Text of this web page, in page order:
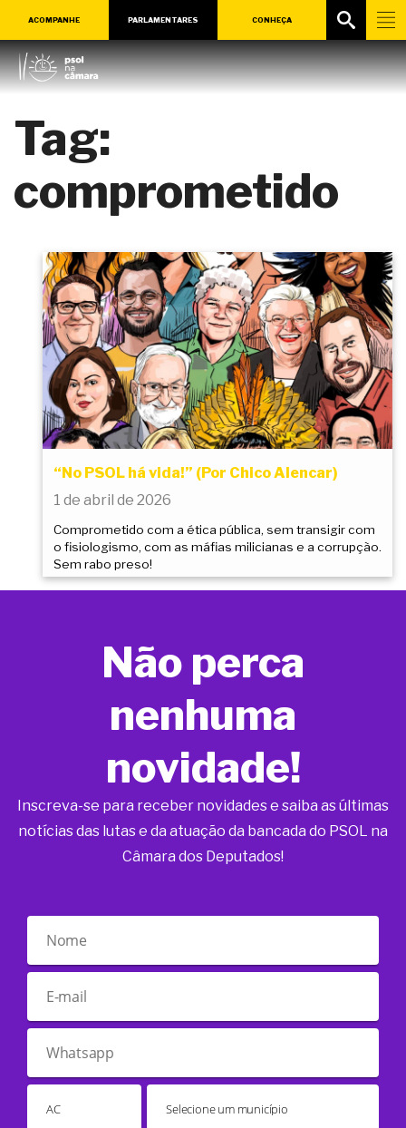
ACOMPANHE PARLAMENTARES CONHEÇA
Tag:
comprometido
“No PSOL há vida!” (Por Chico Alencar)
1 de abril de 2026
Comprometido com a ética pública, sem transigir com
o fisiologismo, com as máfias milicianas e a corrupção.
Sem rabo preso!
Não perca
nenhuma
novidade!
Inscreva-se para receber novidades e saiba as últimas
notícias das lutas e da atuação da bancada do PSOL na
Câmara dos Deputados!